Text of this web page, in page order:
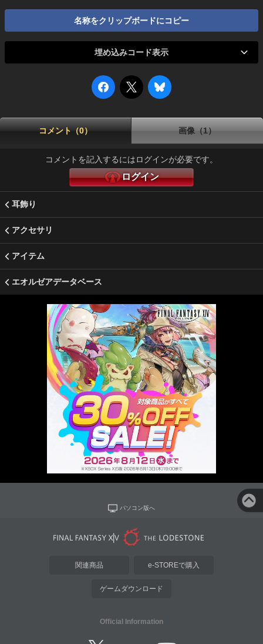
名称をクリップボードにコピー
埋め込みコード表示
コメント（0） 画像（1）
コメントを記入するにはログインが必要です。
ログイン
耳飾り
アクセサリ
アイテム
エオルゼアデータベース
パソコン版へ
関連商品 e-STOREで購入
ゲームダウンロード
Official Information